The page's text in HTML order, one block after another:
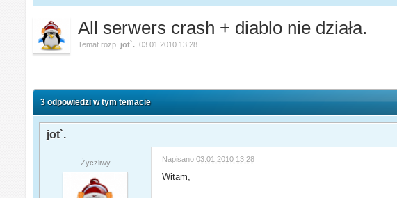
All serwers crash + diablo nie działa.
Temat rozp. jot`. ,03.01.2010 13:28
3 odpowiedzi w tym temacie
jot`.
Życzliwy Napisano03.01.2010 13:28
Witam,